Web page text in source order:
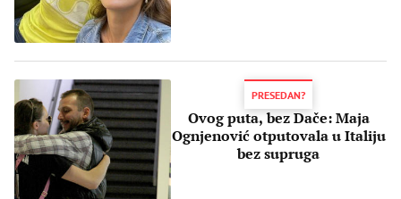
PRESEDAN?
Ovog puta, bez Dače: Maja
Ognjenović otputovala u Italiju
bez supruga